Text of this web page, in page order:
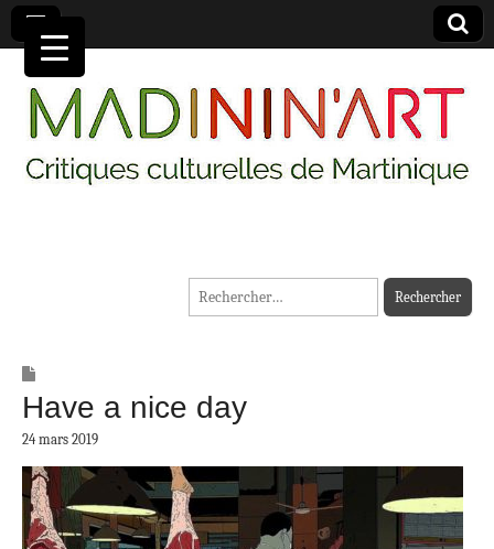
MADININ'ART
Rechercher :
Have a nice day
24 mars 2019